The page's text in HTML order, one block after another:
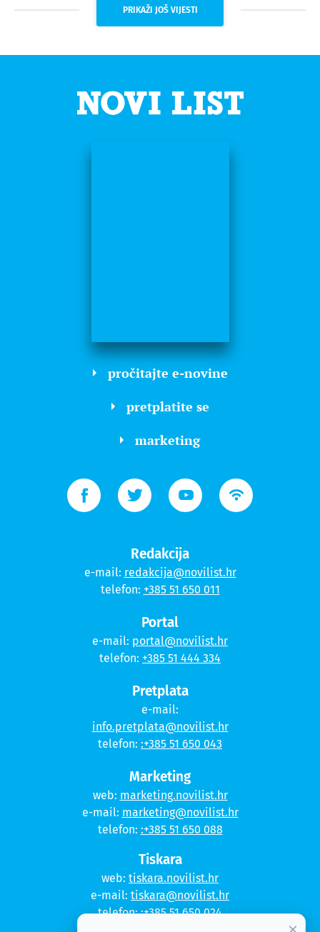
PRIKAŽI JOŠ VIJESTI
pročitajte e-novine
pretplatite se
marketing
Redakcija
e-mail: redakcija@novilist.hr
telefon: +385 51 650 011
Portal
e-mail: portal@novilist.hr
telefon: +385 51 444 334
Pretplata
e-mail:
info.pretplata@novilist.hr
telefon: :+385 51 650 043
Marketing
web: marketing.novilist.hr
e-mail: marketing@novilist.hr
telefon: :+385 51 650 088
Tiskara
web: tiskara.novilist.hr
e-mail: tiskara@novilist.hr
telefon::+385 51 650 024